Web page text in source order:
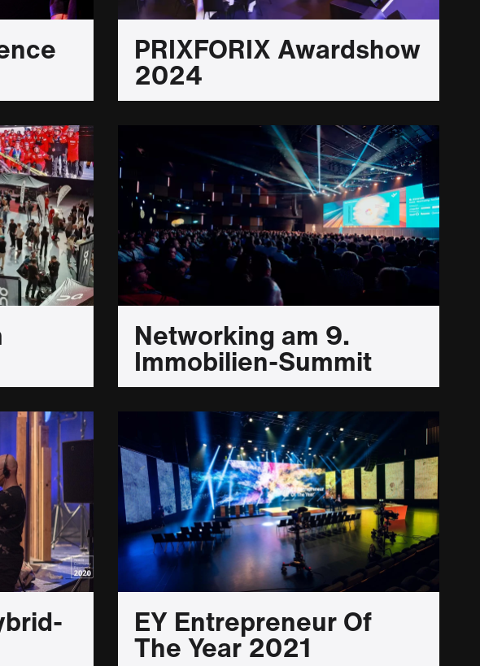
PRIXFORIX Awardshow
2024
Networking am 9.
Immobilien-Summit
EY Entrepreneur Of
The Year 2021